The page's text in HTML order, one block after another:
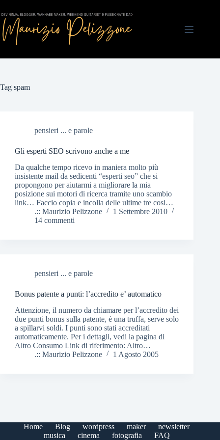
al
contenuto
Tag spam
pensieri ... e parole
Gli esperti SEO scrivono anche a me
Da qualche tempo ricevo in maniera molto più
insistente mail da sedicenti “esperti seo” che si
propongono per aiutarmi a migliorare la mia
posizione sui motori di ricerca tramite uno scambio
link… Faccio copia e incolla delle ultime tre cosi…
.:: Maurizio Pelizzone
1 Settembre 2010
14 commenti
pensieri ... e parole
Bonus patente a punti: l’accredito e’ automatico
Attenzione, il numero da chiamare per l’accredito dei
due punti bonus sulla patente, è una truffa, serve solo
a spillarvi soldi. I punti sono stati accreditati
automaticamente. Per i dettagli, vedi la pagina di
Altro Consumo Link di riferimento: Altro…
.:: Maurizio Pelizzone
1 Agosto 2005
Home Blog wordpress maker
newsletter
musica
cinema fotografia FAQ